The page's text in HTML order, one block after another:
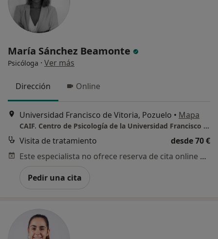
María Sánchez Beamonte
Psicóloga · Ver más
Dirección Online
Universidad Francisco de Vitoria, Pozuelo • Mapa
CAIF. Centro de Psicología de la Universidad Francisco de Vitoria. Pide cita online en
Visita de tratamiento
desde 70 €
Este especialista no ofrece reserva de cita online en esta dirección.
Pedir una cita